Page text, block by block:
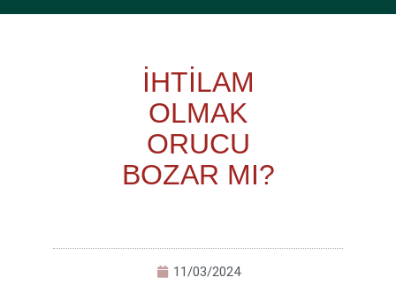
İHTİLAM
OLMAK
ORUCU
BOZAR MI?
11/03/2024